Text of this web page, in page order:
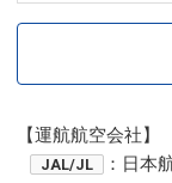
【運航航空会社】
JAL/JL ：日本